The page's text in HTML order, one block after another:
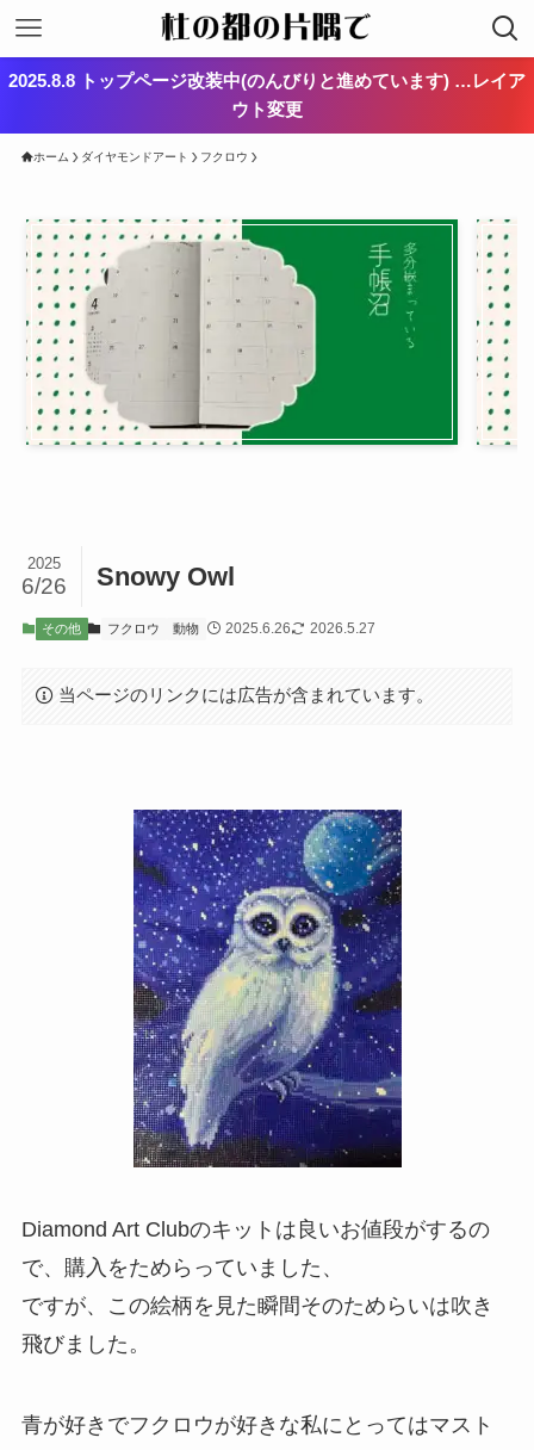
2025.8.8 トップページ改装中(のんびりと進めています) …レイア
ウト変更
ホーム ダイヤモンドアート フクロウ
Snowy Owl
2025
6/26
その他 フクロウ 動物 2025.6.26 2026.5.27
当ページのリンクには広告が含まれています。
Diamond Art Clubのキットは良いお値段がするの
で、購入をためらっていました、
ですが、この絵柄を見た瞬間そのためらいは吹き
飛びました。
青が好きでフクロウが好きな私にとってはマスト